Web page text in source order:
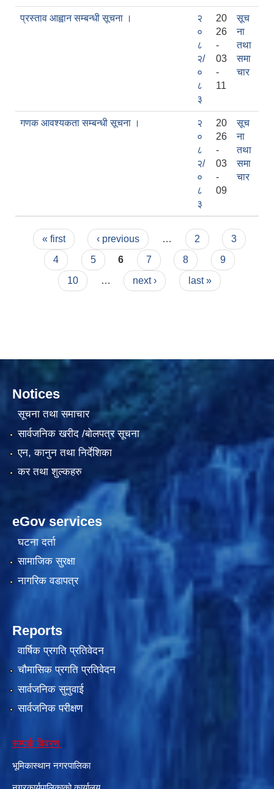
प्रस्ताव आह्वान सम्बन्धी सूचना ।
२
०
८
२/
०
८
३
20
26
-
03
-
11
सूच
ना
तथा
समा
चार
गणक आवश्यकता सम्बन्धी सूचना ।
२
०
८
२/
०
८
३
20
26
-
03
-
09
सूच
ना
तथा
समा
चार
Pages
« first ‹ previous … 2
3
4
5 6 7 8
9
10
… next › last »
Notices
सूचना तथा समाचार
सार्वजनिक खरीद /बोलपत्र सूचना
एन, कानुन तथा निर्देशिका
कर तथा शुल्कहरु
eGov services
घटना दर्ता
सामाजिक सुरक्षा
नागरिक वडापत्र
Reports
वार्षिक प्रगति प्रतिवेदन
चौमासिक प्रगति प्रतिवेदन
सार्वजनिक सुनुवाई
सार्वजनिक परीक्षण
सम्पर्क विवरण
भूमिकास्थान नगरपालिका